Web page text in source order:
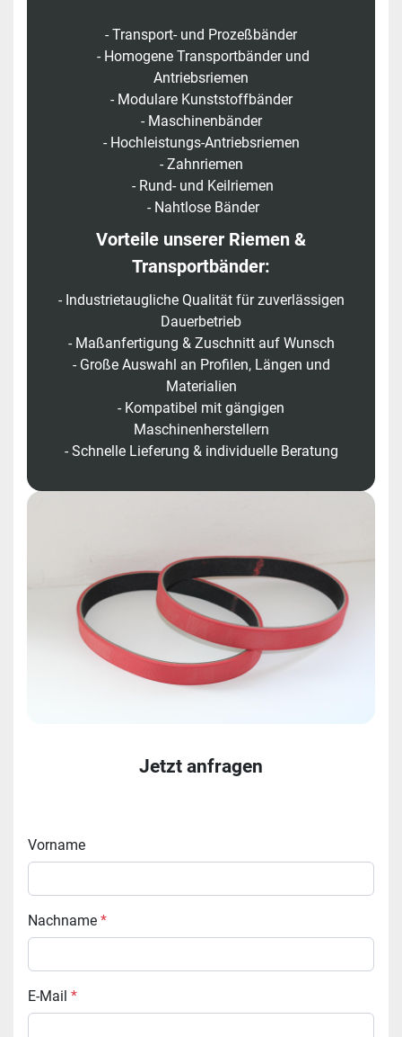
- Transport- und Prozeßbänder
- Homogene Transportbänder und
Antriebsriemen
- Modulare Kunststoffbänder
- Maschinenbänder
- Hochleistungs-Antriebsriemen
- Zahnriemen
- Rund- und Keilriemen
- Nahtlose Bänder
Vorteile unserer Riemen &
Transportbänder:
- Industrietaugliche Qualität für zuverlässigen
Dauerbetrieb
- Maßanfertigung & Zuschnitt auf Wunsch
- Große Auswahl an Profilen, Längen und
Materialien
- Kompatibel mit gängigen
Maschinenherstellern
- Schnelle Lieferung & individuelle Beratung
Jetzt anfragen
Vorname
Nachname *
E-Mail *